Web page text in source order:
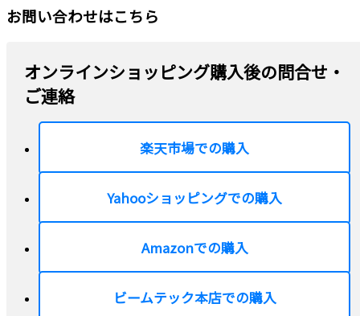
お問い合わせはこちら
オンラインショッピング購入後の問合せ・
ご連絡
楽天市場での購入
Yahooショッピングでの購入
Amazonでの購入
ビームテック本店での購入